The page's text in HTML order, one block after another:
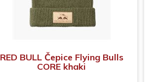
RED BULL Čepice Flying Bulls
CORE khaki